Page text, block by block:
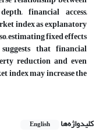
financial access,
index as explanatory
estimating fixed effects
that financial
reduction and even
index may increase the
کلیدواژه‌ها English